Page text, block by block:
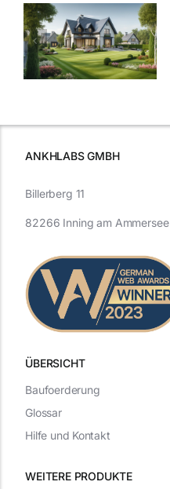
Bauzinsen im
Sturm: Die
aktuelle
Entwicklung
ANKHLABS GMBH
ÜBERSICHT
WEITERE PRODUKTE
Billerberg 11
82266 Inning am Ammersee
Baufoerderung
Glossar
Hilfe und Kontakt